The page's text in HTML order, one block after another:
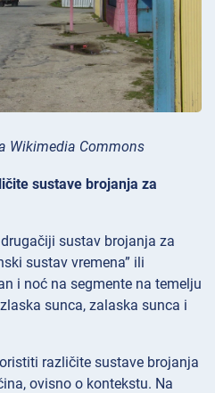
Wikimedia Commons
sustave brojanja za
sustav brojanja za
sustav vremena” ili
i noć na segmente na temelju
sunca, zalaska sunca i
različite sustave brojanja
ovisno o kontekstu. Na